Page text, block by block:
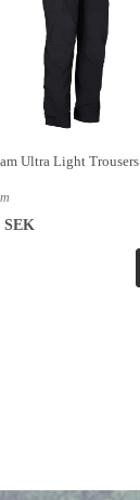
Ultra Light Trousers
SEK